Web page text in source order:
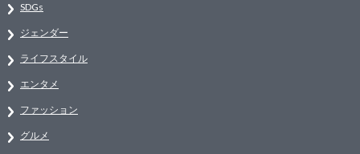
SDGs
ジェンダー
ライフスタイル
エンタメ
ファッション
グルメ